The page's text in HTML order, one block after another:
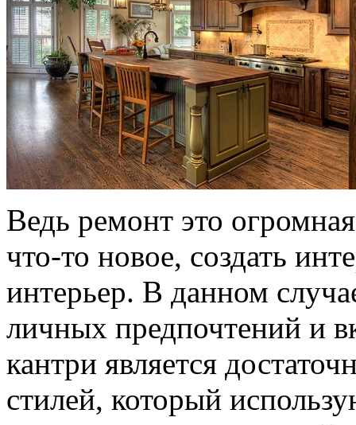
Ведь ремонт это
что-то новое, создать
интерьер. В данном
личных предпочтений и
кантри является
стилей, который